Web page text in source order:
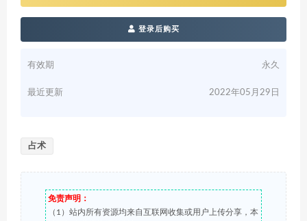
登录后购买
有效期 永久
最近更新 2022年05月29日
占术
免责声明：
（1）站内所有资源均来自互联网收集或用户上传分享，本